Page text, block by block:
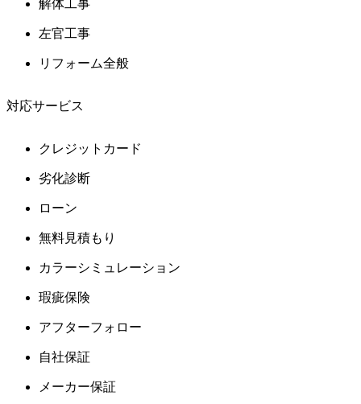
解体工事
左官工事
リフォーム全般
対応サービス
クレジットカード
劣化診断
ローン
無料見積もり
カラーシミュレーション
瑕疵保険
アフターフォロー
自社保証
メーカー保証